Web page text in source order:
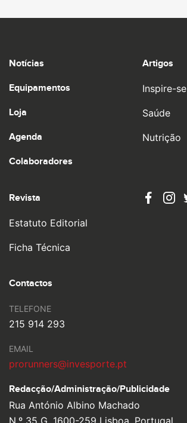
Notícias
Equipamentos
Loja
Agenda
Colaboradores
Artigos
Inspire-se
Saúde
Nutrição
Revista
Estatuto Editorial
Ficha Técnica
Contactos
TELEFONE
215 914 293
EMAIL
prorunners@invesporte.pt
Redacção/Administração/Publicidade
Rua António Albino Machado